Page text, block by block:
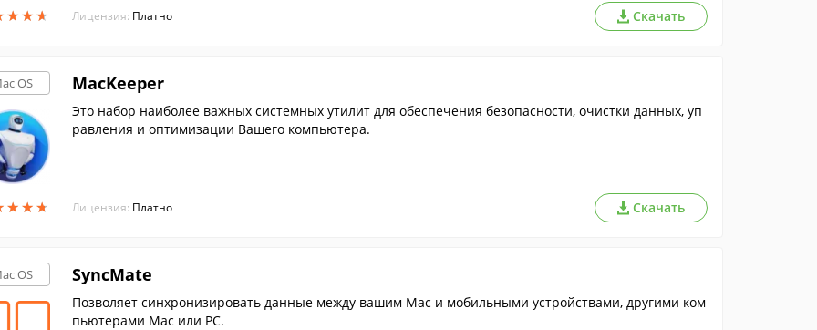
★★★
★★★ Лицензия: Платно Скачать
OS
★★★
★★★
MacKeeper
Это набор наиболее важных системных утилит для обеспечения безопасности, очистки данных, уп
равления и оптимизации Вашего компьютера.
Лицензия: Платно Скачать
OS SyncMate
Позволяет синхронизировать данные между вашим Mac и мобильными устройствами, другими ком
пьютерами Mac или PC.